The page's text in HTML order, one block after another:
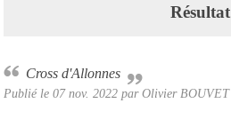
Résultat
Cross d'Allonnes
Publié le 07 nov. 2022 par Olivier BOUVET